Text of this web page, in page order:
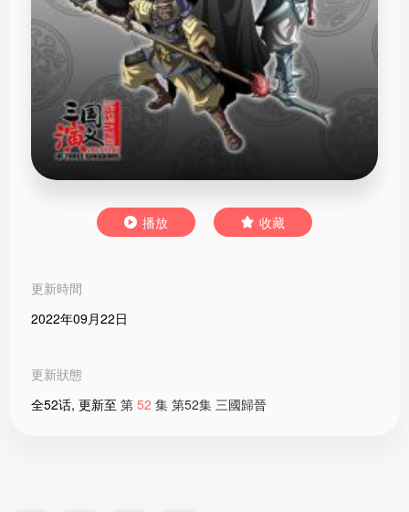
播放 收藏
更新時間
2022年09月22日
更新狀態
全52话, 更新至 第 52 集 第52集 三國歸晉